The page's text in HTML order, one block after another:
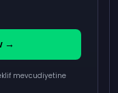
→
mevcudiyetine